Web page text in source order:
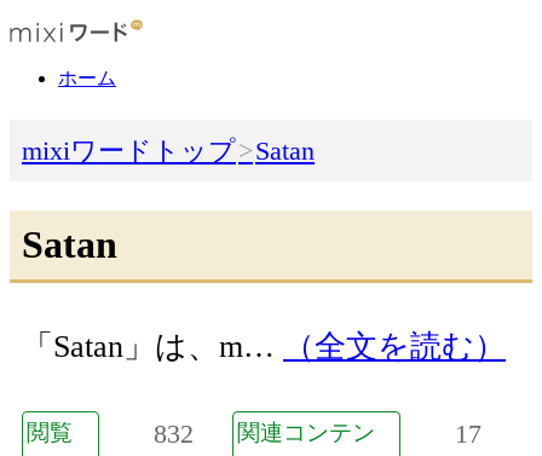
ホーム
mixiワードトップ Satan
Satan
「Satan」は、m… （全文を読む）
閲覧
832
関連コンテン
17